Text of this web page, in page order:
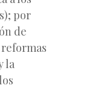
por
de
la